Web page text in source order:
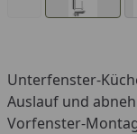
Unterfenster-
Auslauf und
Vorfenster-